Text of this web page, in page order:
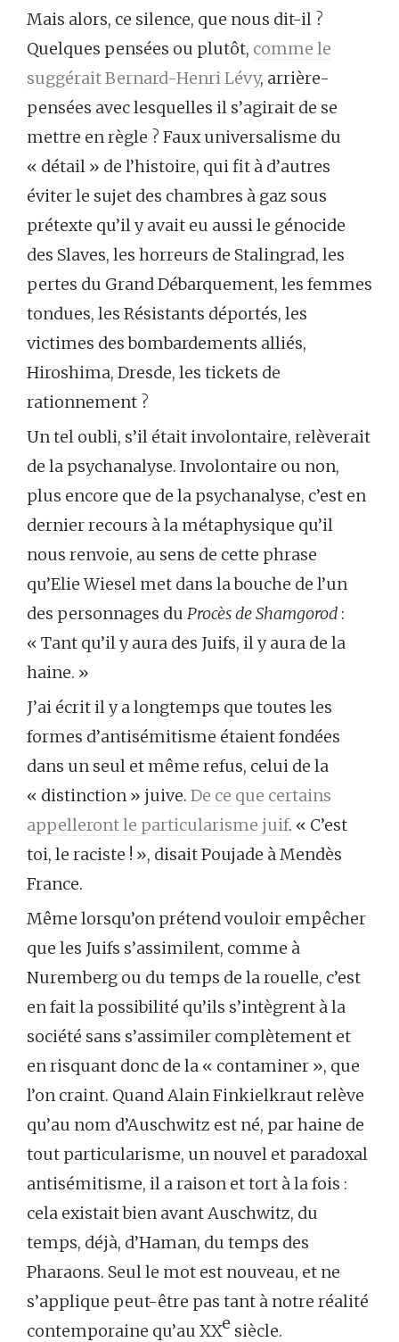
Mais alors, ce silence, que nous dit-il ?
Quelques pensées ou plutôt, comme le
suggérait Bernard-Henri Lévy, arrière-
pensées avec lesquelles il s’agirait de se
mettre en règle ? Faux universalisme du
« détail » de l’histoire, qui fit à d’autres
éviter le sujet des chambres à gaz sous
prétexte qu’il y avait eu aussi le génocide
des Slaves, les horreurs de Stalingrad, les
pertes du Grand Débarquement, les femmes
tondues, les Résistants déportés, les
victimes des bombardements alliés,
Hiroshima, Dresde, les tickets de
rationnement ?
Un tel oubli, s’il était involontaire, relèverait
de la psychanalyse. Involontaire ou non,
plus encore que de la psychanalyse, c’est en
dernier recours à la métaphysique qu’il
nous renvoie, au sens de cette phrase
qu’Elie Wiesel met dans la bouche de l’un
des personnages du Procès de Shamgorod :
« Tant qu’il y aura des Juifs, il y aura de la
haine. »
J’ai écrit il y a longtemps que toutes les
formes d’antisémitisme étaient fondées
dans un seul et même refus, celui de la
« distinction » juive. De ce que certains
appelleront le particularisme juif. « C’est
toi, le raciste ! », disait Poujade à Mendès
France.
Même lorsqu’on prétend vouloir empêcher
que les Juifs s’assimilent, comme à
Nuremberg ou du temps de la rouelle, c’est
en fait la possibilité qu’ils s’intègrent à la
société sans s’assimiler complètement et
en risquant donc de la « contaminer », que
l’on craint. Quand Alain Finkielkraut relève
qu’au nom d’Auschwitz est né, par haine de
tout particularisme, un nouvel et paradoxal
antisémitisme, il a raison et tort à la fois :
cela existait bien avant Auschwitz, du
temps, déjà, d’Haman, du temps des
Pharaons. Seul le mot est nouveau, et ne
s’applique peut-être pas tant à notre réalité
contemporaine qu’au XXe siècle.